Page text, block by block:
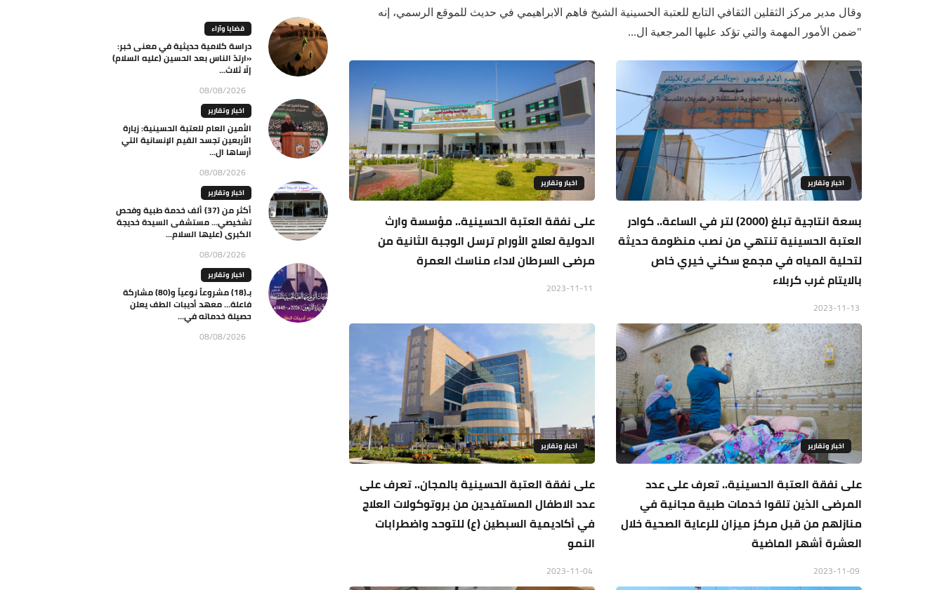
وقال مدير مركز الثقلين الثقافي التابع للعتبة الحسينية الشيخ فاهم الابراهيمي في حديث للموقع الرسمي، إنه
"ضمن الأمور المهمة والتي تؤكد عليها المرجعية ال...
اخبار وتقارير
بسعة انتاجية تبلغ (2000) لتر في الساعة.. كوادر
العتبة الحسينية تنتهي من نصب منظومة حديثة
لتحلية المياه في مجمع سكني خيري خاص
بالايتام غرب كربلاء
اخبار وتقارير
على نفقة العتبة الحسينية.. مؤسسة وارث
الدولية لعلاج الأورام ترسل الوجبة الثانية من
مرضى السرطان لاداء مناسك العمرة
اخبار وتقارير
على نفقة العتبة الحسينية.. تعرف على عدد
المرضى الذين تلقوا خدمات طبية مجانية في
منازلهم من قبل مركز ميزان للرعاية الصحية خلال
العشرة أشهر الماضية
اخبار وتقارير
على نفقة العتبة الحسينية بالمجان.. تعرف على
عدد الاطفال المستفيدين من بروتوكولات العلاج
في أكاديمية السبطين (ع) للتوحد واضطرابات
النمو
قضايا وآراء
دراسة كلامية حديثية في معنى خبر:
«ارتدّ الناس بعد الحسين (عليه السلام)
إلّا ثلاث...
08/08/2026
اخبار وتقارير
الأمين العام للعتبة الحسينية: زيارة
الأربعين تجسد القيم الإنسانية التي
أرساها ال...
08/08/2026
اخبار وتقارير
أكثر من (37) ألف خدمة طبية وفحص
تشخيصي… مستشفى السيدة خديجة
الكبرى (عليها السلام...
08/08/2026
اخبار وتقارير
بـ(18) مشروعاً نوعياً و(80) مشاركة
فاعلة… معهد أديبات الطف يعلن
حصيلة خدماته في...
08/08/2026